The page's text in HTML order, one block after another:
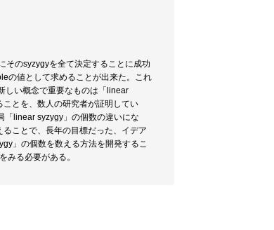
そのsyzygyを全て決定することに成功
の値として求めることが出来た。これ
しい概念で重要なものは「linear
とを、数人の研究者が証明してい
「linear syzygy」の個数の違いにな
ことで、長年の目標だった、イデア
」の個数を数える方法を開発するこ
みる必要がある。